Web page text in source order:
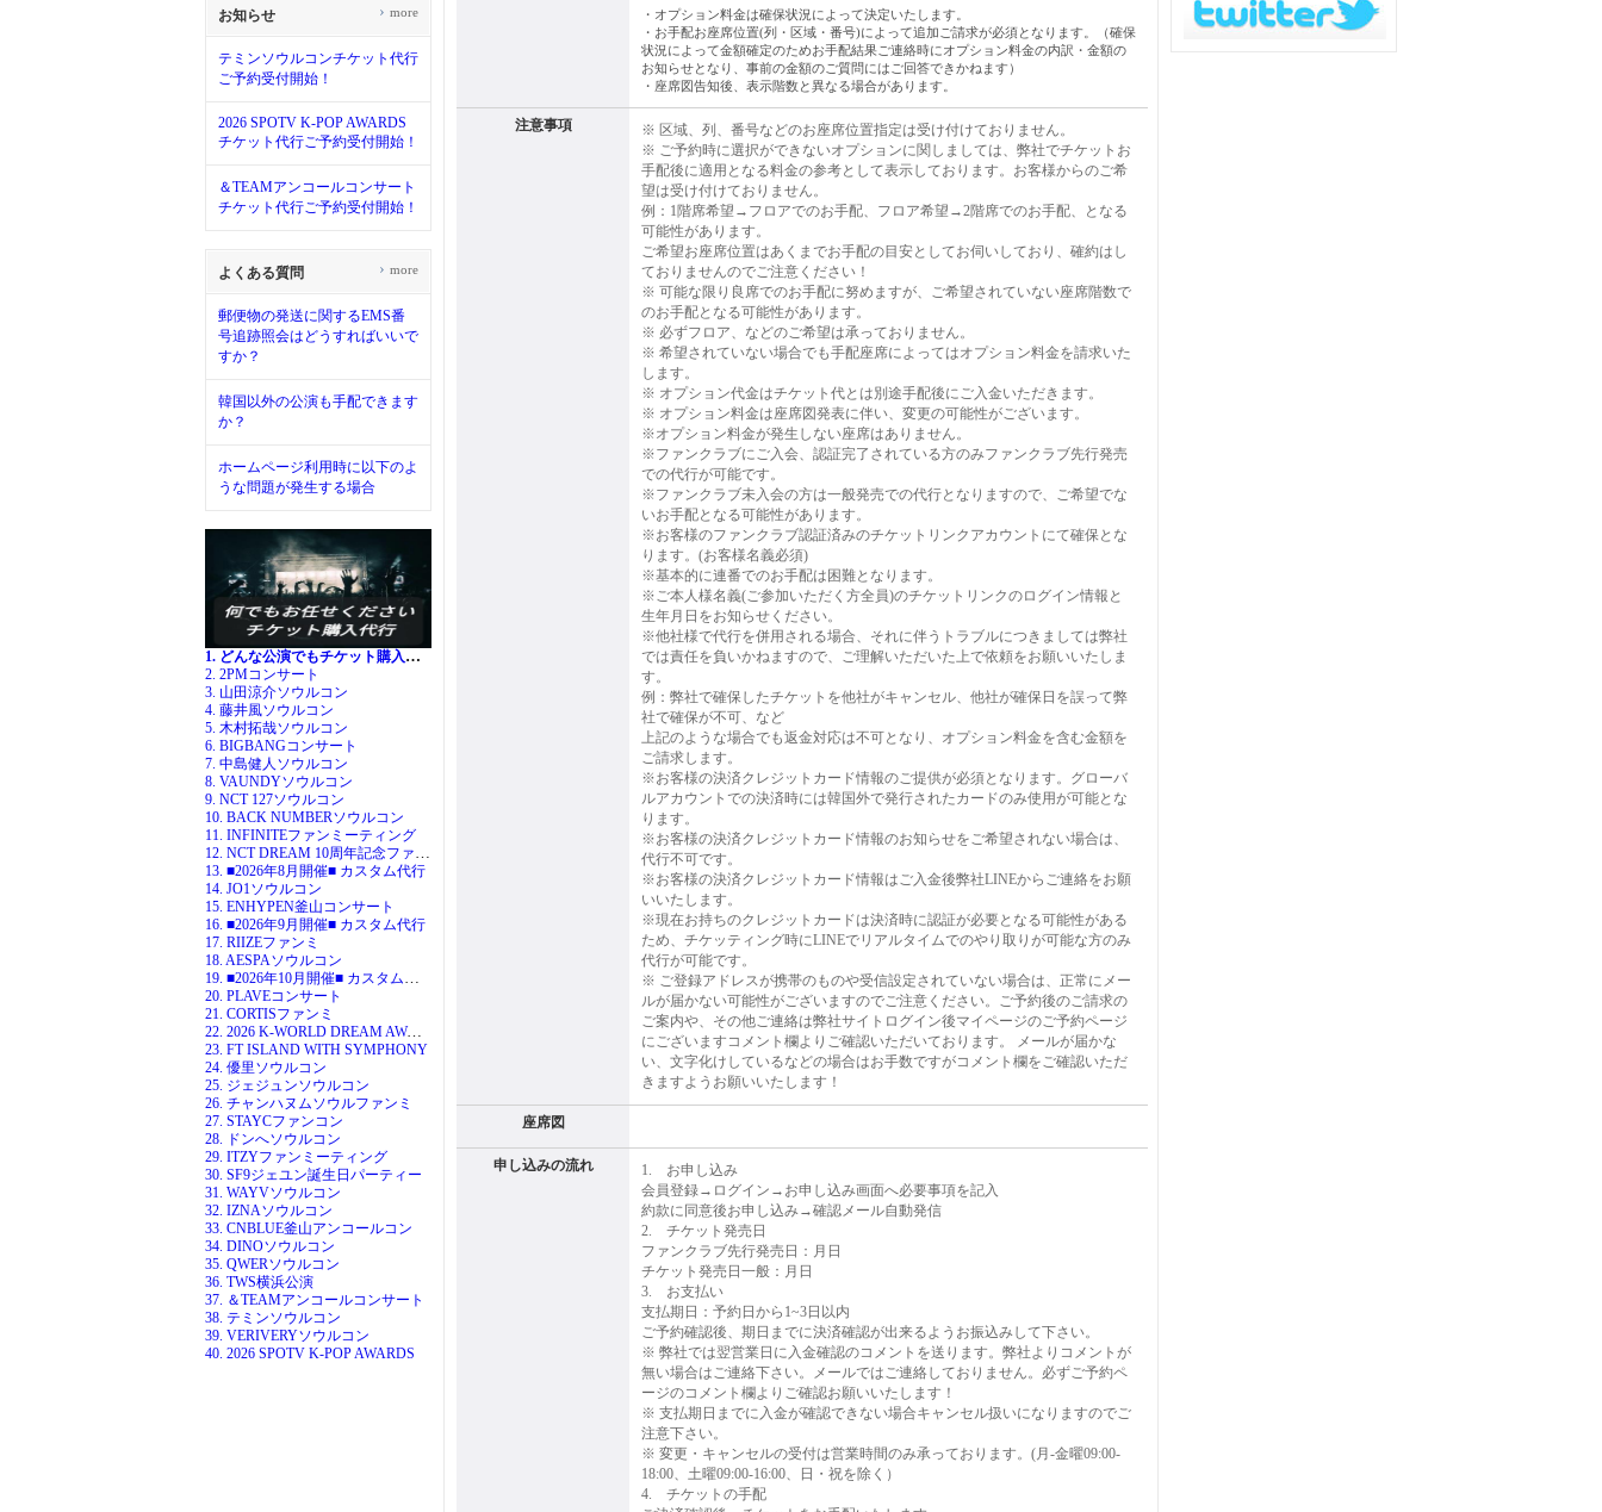
お知らせ
テミンソウルコンチケット代行
ご予約受付開始！
2026 SPOTV K-POP AWARDS
チケット代行ご予約受付開始！
＆TEAMアンコールコンサート
チケット代行ご予約受付開始！
› more
よくある質問
郵便物の発送に関するEMS番
号追跡照会はどうすればいいで
すか？
韓国以外の公演も手配できます
か？
ホームページ利用時に以下のよ
うな問題が発生する場合
› more
1. どんな公演でもチケット購入代行
2. 2PMコンサート
3. 山田涼介ソウルコン
4. 藤井風ソウルコン
5. 木村拓哉ソウルコン
6. BIGBANGコンサート
7. 中島健人ソウルコン
8. VAUNDYソウルコン
9. NCT 127ソウルコン
10. BACK NUMBERソウルコン
11. INFINITEファンミーティング
12. NCT DREAM 10周年記念ファンミ
13. ■2026年8月開催■ カスタム代行
14. JO1ソウルコン
15. ENHYPEN釜山コンサート
16. ■2026年9月開催■ カスタム代行
17. RIIZEファンミ
18. AESPAソウルコン
19. ■2026年10月開催■ カスタム代行
20. PLAVEコンサート
21. CORTISファンミ
22. 2026 K-WORLD DREAM AWARDS
23. FT ISLAND WITH SYMPHONY
24. 優里ソウルコン
25. ジェジュンソウルコン
26. チャンハヌムソウルファンミ
27. STAYCファンコン
28. ドンへソウルコン
29. ITZYファンミーティング
30. SF9ジェユン誕生日パーティー
31. WAYVソウルコン
32. IZNAソウルコン
33. CNBLUE釜山アンコールコン
34. DINOソウルコン
35. QWERソウルコン
36. TWS横浜公演
37. ＆TEAMアンコールコンサート
38. テミンソウルコン
39. VERIVERYソウルコン
40. 2026 SPOTV K-POP AWARDS
・オプション料金は確保状況によって決定いたします。
・お手配お座席位置(列・区域・番号)によって追加ご請求が必須となります。（確保
状況によって金額確定のためお手配結果ご連絡時にオプション料金の内訳・金額の
お知らせとなり、事前の金額のご質問にはご回答できかねます）
・ 座席図告知後、表示階数と異なる場合があります。
注意事項
※ 区域、列、番号などのお座席位置指定は受け付けておりません。
※ ご予約時に選択ができないオプションに関しましては、弊社でチケットお
手配後に適用となる料金の参考として表示しております。お客様からのご希
望は受け付けておりません。
例：1階席希望→フロアでのお手配、フロア希望→2階席でのお手配、となる
可能性があります。
ご希望お座席位置はあくまでお手配の目安としてお伺いしており、確約はし
ておりませんのでご注意ください！
※ 可能な限り良席でのお手配に努めますが、ご希望されていない座席階数で
のお手配となる可能性があります。
※ 必ずフロア、などのご希望は承っておりません。
※ 希望されていない場合でも手配座席によってはオプション料金を請求いた
します。
※ オプション代金はチケット代とは別途手配後にご入金いただきます。
※ オプション料金は座席図発表に伴い、変更の可能性がございます。
※オプション料金が発生しない座席はありません。
※ファンクラブにご入会、認証完了されている方のみファンクラブ先行発売
での代行が可能です。
※ファンクラブ未入会の方は一般発売での代行となりますので、ご希望でな
いお手配となる可能性があります。
※お客様のファンクラブ認証済みのチケットリンクアカウントにて確保とな
ります。(お客様名義必須)
※基本的に連番でのお手配は困難となります。
※ご本人様名義(ご参加いただく方全員)のチケットリンクのログイン情報と
生年月日をお知らせください。
※他社様で代行を併用される場合、それに伴うトラブルにつきましては弊社
では責任を負いかねますので、ご理解いただいた上で依頼をお願いいたしま
す。
例：弊社で確保したチケットを他社がキャンセル、他社が確保日を誤って弊
社で確保が不可、など
上記のような場合でも返金対応は不可となり、オプション料金を含む金額を
ご請求します。
※お客様の決済クレジットカード情報のご提供が必須となります。グローバ
ルアカウントでの決済時には韓国外で発行されたカードのみ使用が可能とな
ります。
※お客様の決済クレジットカード情報のお知らせをご希望されない場合は、
代行不可です。
※お客様の決済クレジットカード情報はご入金後弊社LINEからご連絡をお願
いいたします。
※現在お持ちのクレジットカードは決済時に認証が必要となる可能性がある
ため、チケッティング時にLINEでリアルタイムでのやり取りが可能な方のみ
代行が可能です。
※ ご登録アドレスが携帯のものや受信設定されていない場合は、正常にメー
ルが届かない可能性がございますのでご注意ください。ご予約後のご請求の
ご案内や、その他ご連絡は弊社サイトログイン後マイページのご予約ページ
にございますコメント欄よりご確認いただいております。 メールが届かな
い、文字化けしているなどの場合はお手数ですがコメント欄をご確認いただ
きますようお願いいたします！
座席図
申し込みの流れ
1. お申し込み
会員登録→ログイン→お申し込み画面へ必要事項を記入
約款に同意後お申し込み→確認メール自動発信
2. チケット発売日
ファンクラブ先行発売日：月日
チケット発売日一般：月日
3. お支払い
支払期日：予約日から1~3日以内
ご予約確認後、期日までに決済確認が出来るようお振込みして下さい。
※ 弊社では翌営業日に入金確認のコメントを送ります。弊社よりコメントが
無い場合はご連絡下さい。メールではご連絡しておりません。必ずご予約ペ
ージのコメント欄よりご確認お願いいたします！
※ 支払期日までに入金が確認できない場合キャンセル扱いになりますのでご
注意下さい。
※ 変更・キャンセルの受付は営業時間のみ承っております。(月-金曜09:00-
18:00、土曜09:00-16:00、日・祝を除く）
4. チケットの手配